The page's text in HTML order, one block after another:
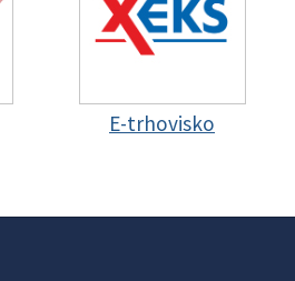
E-trhovisko